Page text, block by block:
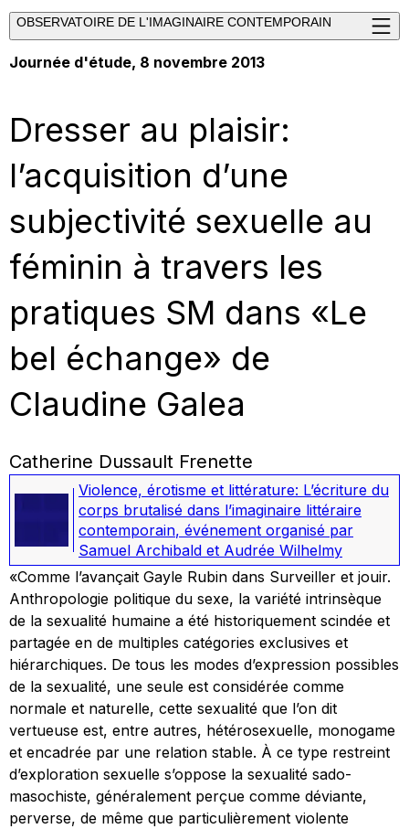
OBSERVATOIRE DE L'IMAGINAIRE CONTEMPORAIN
Journée d'étude, 8 novembre 2013
Dresser au plaisir:
l’acquisition d’une
subjectivité sexuelle au
féminin à travers les
pratiques SM dans «Le
bel échange» de
Claudine Galea
Catherine Dussault Frenette
Violence, érotisme et littérature: L’écriture du
corps brutalisé dans l’imaginaire littéraire
contemporain, événement organisé par
Samuel Archibald et Audrée Wilhelmy
«Comme l’avançait Gayle Rubin dans Surveiller et jouir.
Anthropologie politique du sexe, la variété intrinsèque
de la sexualité humaine a été historiquement scindée et
partagée en de multiples catégories exclusives et
hiérarchiques. De tous les modes d’expression possibles
de la sexualité, une seule est considérée comme
normale et naturelle, cette sexualité que l’on dit
vertueuse est, entre autres, hétérosexuelle, monogame
et encadrée par une relation stable. À ce type restreint
d’exploration sexuelle s’oppose la sexualité sado-
masochiste, généralement perçue comme déviante,
perverse, de même que particulièrement violente